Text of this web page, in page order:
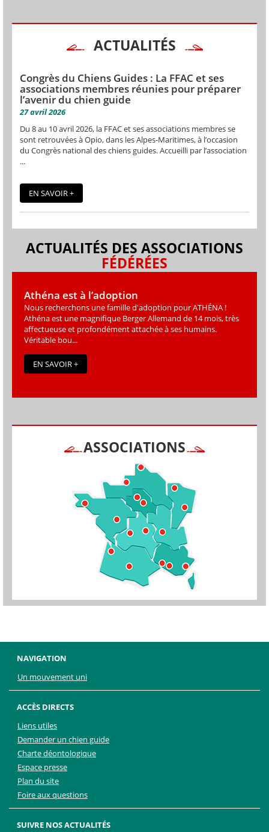
ACTUALITÉS
Congrès du Chiens Guides : La FFAC et ses
associations membres réunies pour préparer
l’avenir du chien guide
27 avril 2026
Du 8 au 10 avril 2026, la FFAC et ses associations membres se
sont retrouvées à Opio, dans les Alpes-Maritimes, à l’occasion
du Congrès national des chiens guides. Accueilli par l’association
...
EN SAVOIR +
ACTUALITÉS DES ASSOCIATIONS
FÉDÉRÉES
Athéna est à l’adoption
Nous recherchons une famille d'adoption pour ATHÉNA !
Athéna est une magniﬁque Berger Allemand de 14 mois, très
affectueuse et profondément attachée à ses humains.
Véritable bou...
EN SAVOIR +
ASSOCIATIONS
NAVIGATION
Un mouvement uni
ACCÈS DIRECTS
Liens utiles
Demander un chien guide
Charte déontologique
Espace presse
Plan du site
Foire aux questions
SUIVRE NOS ACTUALITÉS